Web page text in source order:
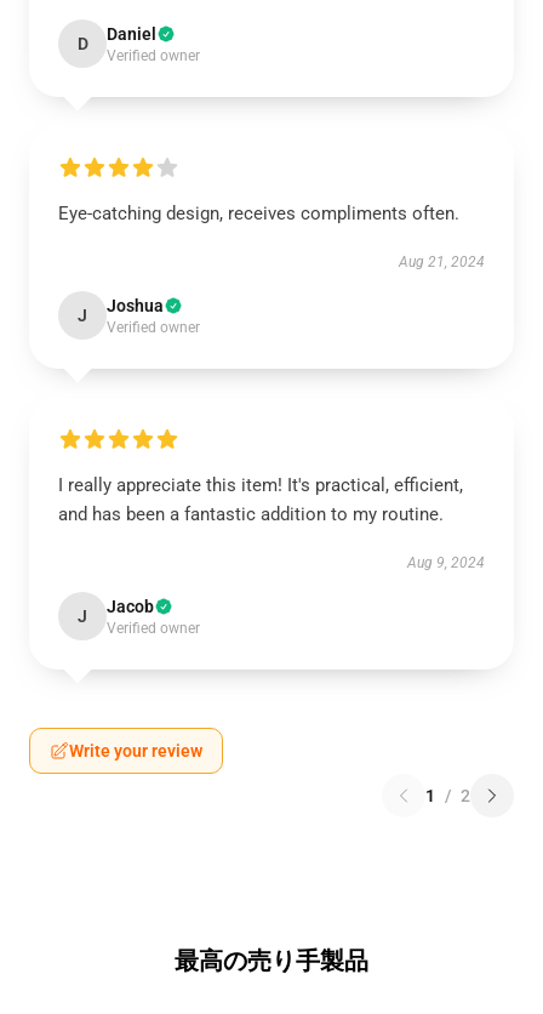
D Daniel
Verified owner
Eye-catching design, receives compliments often.
Aug 21, 2024
J Joshua
Verified owner
I really appreciate this item! It's practical, efficient,
and has been a fantastic addition to my routine.
Aug 9, 2024
J Jacob
Verified owner
Write your review
1 / 2
最高の売り手製品